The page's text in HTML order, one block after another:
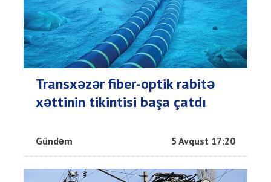
Transxəzər fiber-optik rabitə
xəttinin tikintisi başa çatdı
Gündəm 5 Avqust 17:20